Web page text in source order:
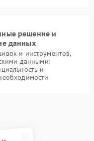
решение и
данных
и инструментов,
данными:
и